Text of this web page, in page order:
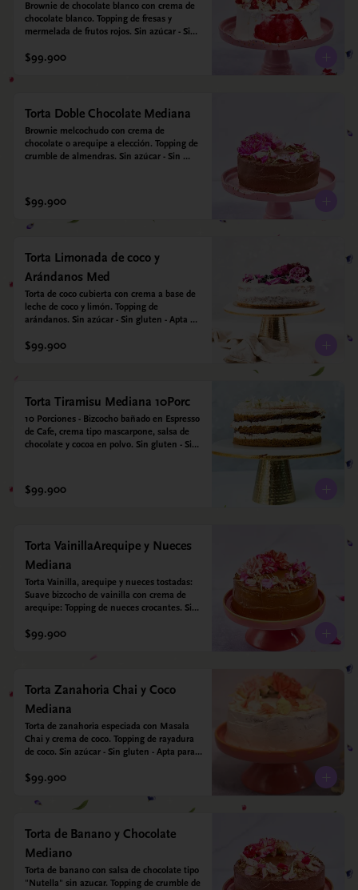
Brownie de chocolate blanco con crema de
chocolate blanco. Topping de fresas y
mermelada de frutos rojos. Sin azúcar - Sin
$99.900
Torta Doble Chocolate Mediana
Brownie melcochudo con crema de
chocolate o arequipe a elección. Topping de
crumble de almendras. Sin azúcar - Sin
$99.900
Torta Limonada de coco y
Arándanos Med
Torta de coco cubierta con crema a base de
leche de coco y limón. Topping de
arándanos. Sin azúcar - Sin gluten - Apta
$99.900
Torta Tiramisu Mediana 10Porc
10 Porciones - Bizcocho bañado en Espresso
de Cafe, crema tipo mascarpone, salsa de
chocolate y cocoa en polvo. Sin gluten - Sin
$99.900
Torta VainillaArequipe y Nueces
Mediana
Torta Vainilla, arequipe y nueces tostadas:
Suave bizcocho de vainilla con crema de
arequipe: Topping de nueces crocantes. Sin
$99.900
Torta Zanahoria Chai y Coco
Mediana
Torta de zanahoria especiada con Masala
Chai y crema de coco. Topping de rayadura
de coco. Sin azúcar - Sin gluten - Apta para
y almendras. Endulzada con estevia.
$99.900
Torta de Banano y Chocolate
Mediano
Torta de banano con salsa de chocolate tipo
"Nutella" sin azucar. Topping de crumble de